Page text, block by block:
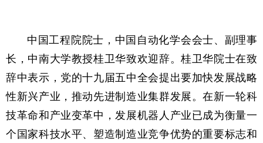
中国工程院院士，中国自动化学会会士、副理事
长，中南大学教授桂卫华致欢迎辞。桂卫华院士在致
辞中表示，党的十九届五中全会提出要加快发展战略
性新兴产业，推动先进制造业集群发展。在新一轮科
技革命和产业变革中，发展机器人产业已成为衡量一
个国家科技水平、塑造制造业竞争优势的重要标志和